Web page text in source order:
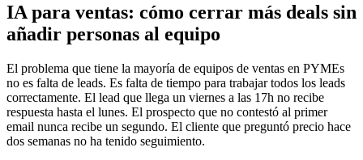
IA para ventas: cómo cerrar más deals sin
añadir personas al equipo
El problema que tiene la mayoría de equipos de ventas en PYMEs
no es falta de leads. Es falta de tiempo para trabajar todos los leads
correctamente. El lead que llega un viernes a las 17h no recibe
respuesta hasta el lunes. El prospecto que no contestó al primer
email nunca recibe un segundo. El cliente que preguntó precio hace
dos semanas no ha tenido seguimiento.